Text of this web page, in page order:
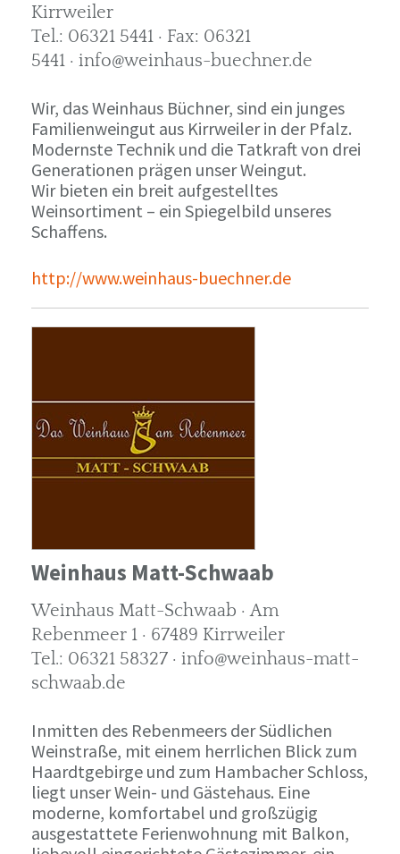
Kirrweiler
Tel.: 06321 5441 · Fax: 06321
5441 · info@weinhaus-buechner.de
Wir, das Weinhaus Büchner, sind ein junges
Familienweingut aus Kirrweiler in der Pfalz.
Modernste Technik und die Tatkraft von drei
Generationen prägen unser Weingut.
Wir bieten ein breit aufgestelltes
Weinsortiment – ein Spiegelbild unseres
Schaffens.
http://www.weinhaus-buechner.de
Weinhaus Matt-Schwaab
Weinhaus Matt-Schwaab · Am
Rebenmeer 1 · 67489 Kirrweiler
Tel.: 06321 58327 · info@weinhaus-matt-
schwaab.de
Inmitten des Rebenmeers der Südlichen
Weinstraße, mit einem herrlichen Blick zum
Haardtgebirge und zum Hambacher Schloss,
liegt unser Wein- und Gästehaus. Eine
moderne, komfortabel und großzügig
ausgestattete Ferienwohnung mit Balkon,